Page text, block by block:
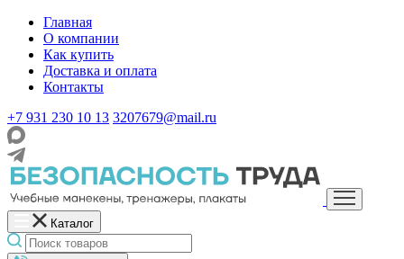
Главная
О компании
Как купить
Доставка и оплата
Контакты
+7 931 230 10 13 3207679@mail.ru
Каталог